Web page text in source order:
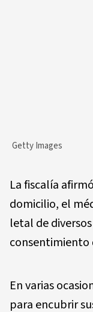
Getty Images
La fiscalía
domicilio, el
letal de
consentimiento
En varias
para encubrir